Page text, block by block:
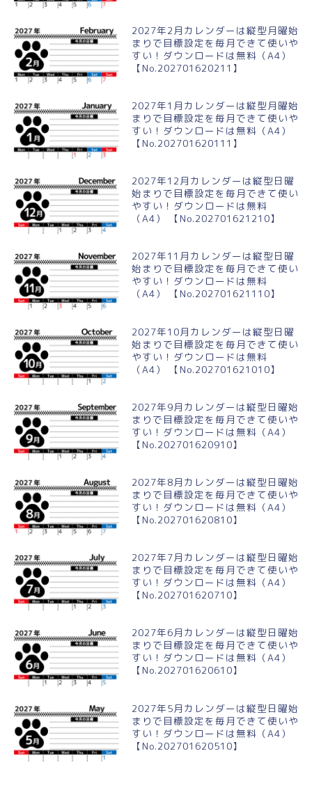
2027年2月カレンダーは縦型月曜始
まりで目標設定を毎月できて使いや
すい！ダウンロードは無料（A4）
【No.202701620211】
2027年1月カレンダーは縦型月曜始
まりで目標設定を毎月できて使いや
すい！ダウンロードは無料（A4）
【No.202701620111】
2027年12月カレンダーは縦型日曜
始まりで目標設定を毎月できて使い
やすい！ダウンロードは無料
（A4） 【No.202701621210】
2027年11月カレンダーは縦型日曜
始まりで目標設定を毎月できて使い
やすい！ダウンロードは無料
（A4） 【No.202701621110】
2027年10月カレンダーは縦型日曜
始まりで目標設定を毎月できて使い
やすい！ダウンロードは無料
（A4） 【No.202701621010】
2027年9月カレンダーは縦型日曜始
まりで目標設定を毎月できて使いや
すい！ダウンロードは無料（A4）
【No.202701620910】
2027年8月カレンダーは縦型日曜始
まりで目標設定を毎月できて使いや
すい！ダウンロードは無料（A4）
【No.202701620810】
2027年7月カレンダーは縦型日曜始
まりで目標設定を毎月できて使いや
すい！ダウンロードは無料（A4）
【No.202701620710】
2027年6月カレンダーは縦型日曜始
まりで目標設定を毎月できて使いや
すい！ダウンロードは無料（A4）
【No.202701620610】
2027年5月カレンダーは縦型日曜始
まりで目標設定を毎月できて使いや
すい！ダウンロードは無料（A4）
【No.202701620510】